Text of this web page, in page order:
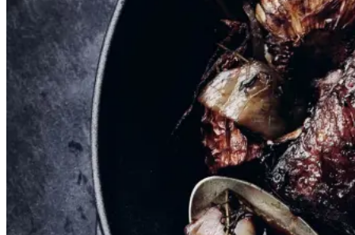
Gem opskrift
Dansk mad
Vintermad
Aftensmad
Her får du opskriften på mørt kød
af oksetværreb. Det møre kød
serveres sammen med en
kartoffel-græskarpuré.